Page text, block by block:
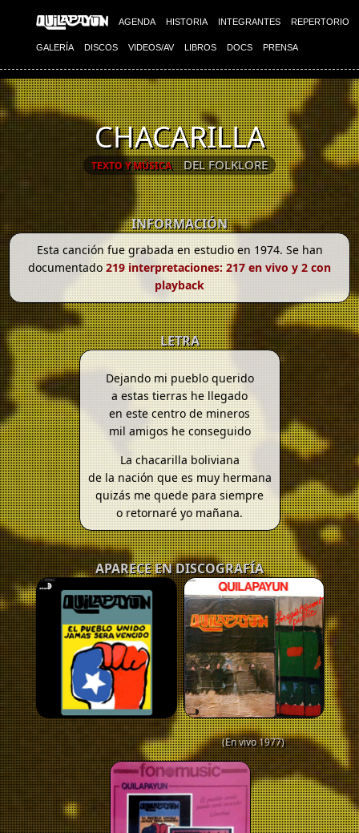
AGENDA HISTORIA INTEGRANTES REPERTORIO
GALERÍA DISCOS VIDEOS/AV LIBROS DOCS PRENSA
CHACARILLA
TEXTO Y MÚSICA DEL FOLKLORE
INFORMACIÓN
Esta canción fue grabada en estudio en 1974. Se han
documentado219 interpretaciones: 217 en vivo y 2 con
playback
LETRA
Dejando mi pueblo querido
a estas tierras he llegado
en este centro de mineros
mil amigos he conseguido
La chacarilla boliviana
de la nación que es muy hermana
quizás me quede para siempre
o retornaré yo mañana.
APARECE EN DISCOGRAFÍA
(En vivo 1977)